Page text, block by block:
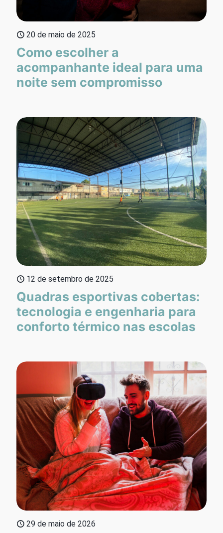
20 de maio de 2025
Como escolher a
acompanhante ideal para uma
noite sem compromisso
12 de setembro de 2025
Quadras esportivas cobertas:
tecnologia e engenharia para
conforto térmico nas escolas
29 de maio de 2026